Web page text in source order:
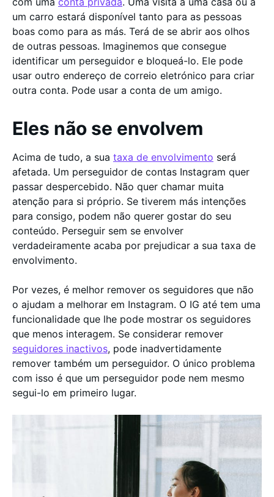
um carro estará disponível tanto para as pessoas
boas como para as más. Terá de se abrir aos olhos
de outras pessoas. Imaginemos que consegue
identificar um perseguidor e bloqueá-lo. Ele pode
usar outro endereço de correio eletrónico para criar
outra conta. Pode usar a conta de um amigo.
Eles não se envolvem
Acima de tudo, a sua taxa de envolvimento será
afetada. Um perseguidor de contas Instagram quer
passar despercebido. Não quer chamar muita
atenção para si próprio. Se tiverem más intenções
para consigo, podem não querer gostar do seu
conteúdo. Perseguir sem se envolver
verdadeiramente acaba por prejudicar a sua taxa de
envolvimento.
Por vezes, é melhor remover os seguidores que não
o ajudam a melhorar em Instagram. O IG até tem uma
funcionalidade que lhe pode mostrar os seguidores
que menos interagem. Se considerar remover
seguidores inactivos, pode inadvertidamente
remover também um perseguidor. O único problema
com isso é que um perseguidor pode nem mesmo
segui-lo em primeiro lugar.